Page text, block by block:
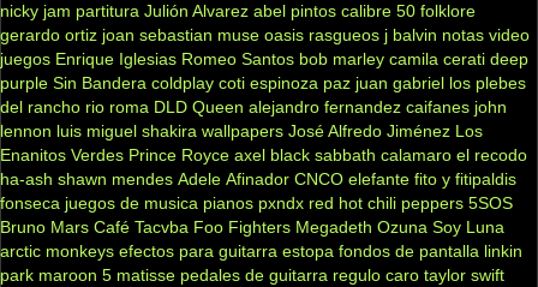
nicky jam partitura Julión Alvarez abel pintos calibre 50 folklore
gerardo ortiz joan sebastian muse oasis rasgueos j balvin notas video
juegos Enrique Iglesias Romeo Santos bob marley camila cerati deep
purple Sin Bandera coldplay coti espinoza paz juan gabriel los plebes
del rancho rio roma DLD Queen alejandro fernandez caifanes john
lennon luis miguel shakira wallpapers José Alfredo Jiménez Los
Enanitos Verdes Prince Royce axel black sabbath calamaro el recodo
ha-ash shawn mendes Adele Afinador CNCO elefante fito y fitipaldis
fonseca juegos de musica pianos pxndx red hot chili peppers 5SOS
Bruno Mars Café Tacvba Foo Fighters Megadeth Ozuna Soy Luna
arctic monkeys efectos para guitarra estopa fondos de pantalla linkin
park maroon 5 matisse pedales de guitarra regulo caro taylor swift